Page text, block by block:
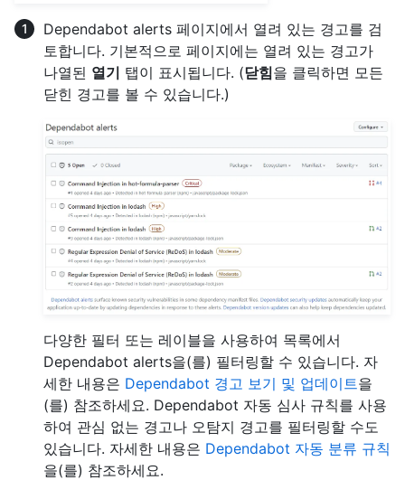
Dependabot alerts 페이지에서 열려 있는 경고를 검
토합니다. 기본적으로 페이지에는 열려 있는 경고가
나열된 열기 탭이 표시됩니다. (닫힘을 클릭하면 모든
닫힌 경고를 볼 수 있습니다.)
다양한 필터 또는 레이블을 사용하여 목록에서
Dependabot alerts을(를) 필터링할 수 있습니다. 자
세한 내용은 Dependabot 경고 보기 및 업데이트을
(를) 참조하세요. Dependabot 자동 심사 규칙를 사용
하여 관심 없는 경고나 오탐지 경고를 필터링할 수도
있습니다. 자세한 내용은 Dependabot 자동 분류 규칙
을(를) 참조하세요.